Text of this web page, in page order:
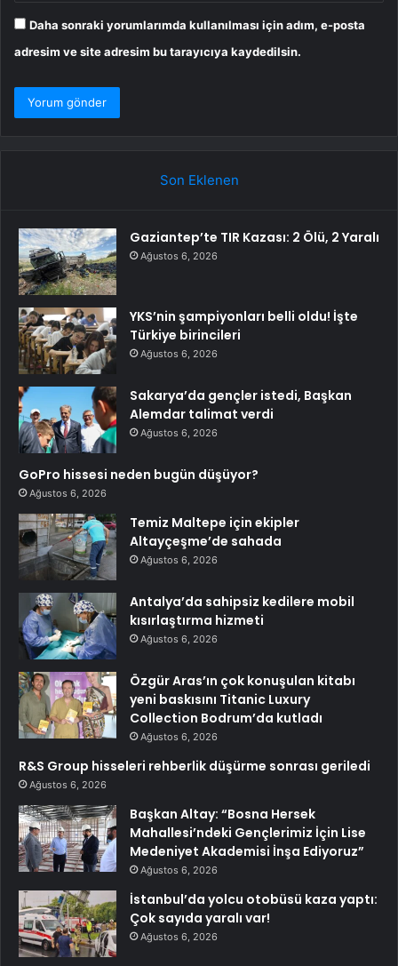
Daha sonraki yorumlarımda kullanılması için adım, e-posta
adresim ve site adresim bu tarayıcıya kaydedilsin.
Son Eklenen
Gaziantep’te TIR Kazası: 2 Ölü, 2 Yaralı
Ağustos 6, 2026
YKS’nin şampiyonları belli oldu! İşte
Türkiye birincileri
Ağustos 6, 2026
Sakarya’da gençler istedi, Başkan
Alemdar talimat verdi
Ağustos 6, 2026
GoPro hissesi neden bugün düşüyor?
Ağustos 6, 2026
Temiz Maltepe için ekipler
Altayçeşme’de sahada
Ağustos 6, 2026
Antalya’da sahipsiz kedilere mobil
kısırlaştırma hizmeti
Ağustos 6, 2026
Özgür Aras’ın çok konuşulan kitabı
yeni baskısını Titanic Luxury
Collection Bodrum’da kutladı
Ağustos 6, 2026
R&S Group hisseleri rehberlik düşürme sonrası geriledi
Ağustos 6, 2026
Başkan Altay: “Bosna Hersek
Mahallesi’ndeki Gençlerimiz İçin Lise
Medeniyet Akademisi İnşa Ediyoruz”
Ağustos 6, 2026
İstanbul’da yolcu otobüsü kaza yaptı:
Çok sayıda yaralı var!
Ağustos 6, 2026